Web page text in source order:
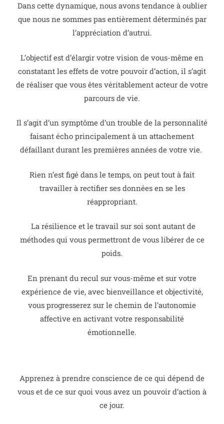
Dans cette dynamique, nous avons tendance à oublier
que nous ne sommes pas entièrement déterminés par
l’appréciation d’autrui.
L’objectif est d’élargir votre vision de vous-même en
constatant les effets de votre pouvoir d’action, il s’agit
de réaliser que vous êtes véritablement acteur de votre
parcours de vie.
Il s’agit d’un symptôme d’un trouble de la personnalité
faisant écho principalement à un attachement
défaillant durant les premières années de votre vie.
Rien n’est figé dans le temps, on peut tout à fait
travailler à rectifier ses données en se les
réappropriant.
La résilience et le travail sur soi sont autant de
méthodes qui vous permettront de vous libérer de ce
poids.
En prenant du recul sur vous-même et sur votre
expérience de vie, avec bienveillance et objectivité,
vous progresserez sur le chemin de l’autonomie
affective en activant votre responsabilité
émotionnelle.
Apprenez à prendre conscience de ce qui dépend de
vous et de ce sur quoi vous avez un pouvoir d’action à
ce jour.